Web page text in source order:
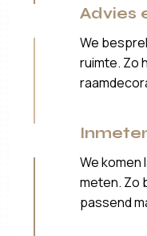
Advies
We
ruimte. Zo
We komen
meten. Zo
passend